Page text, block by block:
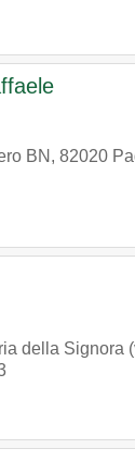
BN , 82020
della Signora